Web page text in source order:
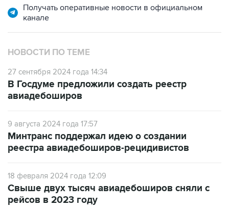
Получать оперативные новости в официальном
канале
НОВОСТИ ПО ТЕМЕ
27 сентября 2024 года 14:34
В Госдуме предложили создать реестр
авиадебоширов
9 августа 2024 года 17:57
Минтранс поддержал идею о создании
реестра авиадебоширов-рецидивистов
18 февраля 2024 года 12:09
Свыше двух тысяч авиадебоширов сняли с
рейсов в 2023 году